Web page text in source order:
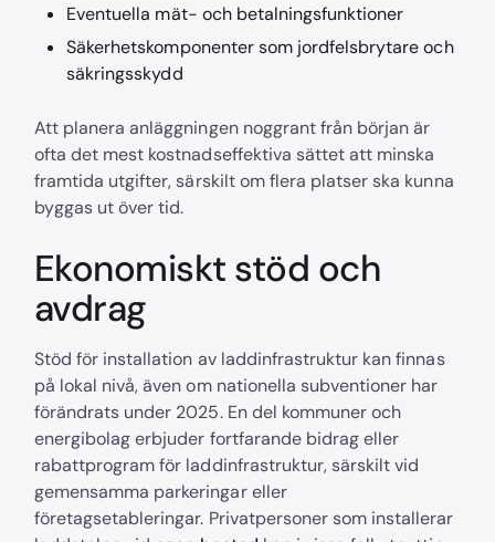
Eventuella mät- och betalningsfunktioner
Säkerhetskomponenter som jordfelsbrytare och
säkringsskydd
Att planera anläggningen noggrant från början är
ofta det mest kostnadseffektiva sättet att minska
framtida utgifter, särskilt om flera platser ska kunna
byggas ut över tid.
Ekonomiskt stöd och
avdrag
Stöd för installation av laddinfrastruktur kan finnas
på lokal nivå, även om nationella subventioner har
förändrats under 2025. En del kommuner och
energibolag erbjuder fortfarande bidrag eller
rabattprogram för laddinfrastruktur, särskilt vid
gemensamma parkeringar eller
företagsetableringar. Privatpersoner som installerar